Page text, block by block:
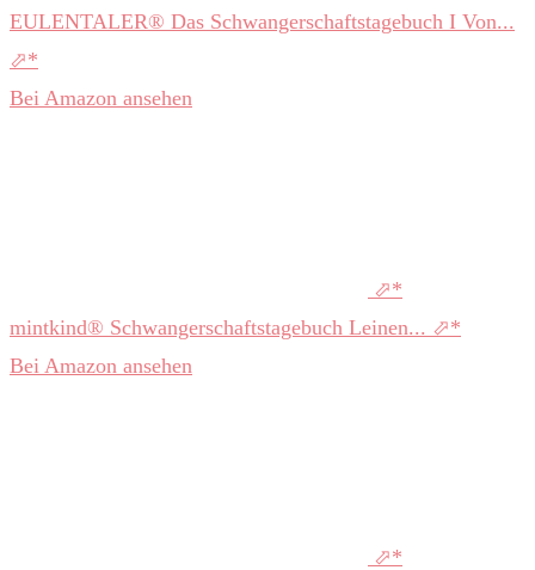
EULENTALER® Das Schwangerschaftstagebuch I Von...
Bei Amazon ansehen
mintkind® Schwangerschaftstagebuch Leinen...
Bei Amazon ansehen